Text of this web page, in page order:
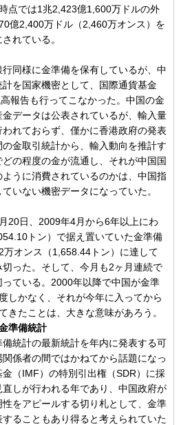
点では1兆2,423億1,600万ドルの外
億2,400万ドル（2,460万オンス）を
れている。
同様に金準備を保有しているが、中
を国家機密として、国際通貨基金
報告も行ってこなかった。中国の金
データは公表されているが、輸入量
れておらず、僅かに香港政府の発表
金取引統計から、輸入動向を推計す
の程度の金が流通し、それが中国国
うに消費されているのかは、中国指
いない機密データになっていた。
20日、2009年4月から6年以上にわ
トン）で据え置いていた金準備
オンス（1,658.44トン）に達して
った。そして、今月も2ヶ月連続で
ている。2000年以降で中国が金準
しかなく、それが今年に入ってから
きたことは、大きな意味があろう。
準備統計
統計の最新統計を年内に発表する可
係者の間ではかねてから話題になっ
（IMF）の特別引出権（SDR）に採
しが行われる年であり、中国政府が
をアピールする切り札として、金準
ることもあり得ると考えられていた